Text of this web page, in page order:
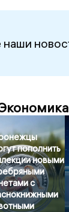
пополнить
новыми
с